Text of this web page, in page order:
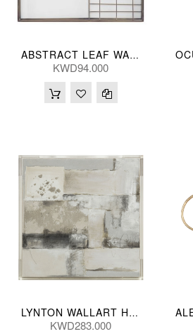
ABSTRACT LEAF WALL PANEL B 46*46(CM)
KWD94.000
LYNTON WALLART HNDPNTED 102*102(CM)
KWD283.000